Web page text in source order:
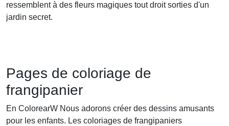
ressemblent à des fleurs magiques tout droit sorties d'un
jardin secret.
Pages de coloriage de
frangipanier
En ColorearW Nous adorons créer des dessins amusants
pour les enfants. Les coloriages de frangipaniers